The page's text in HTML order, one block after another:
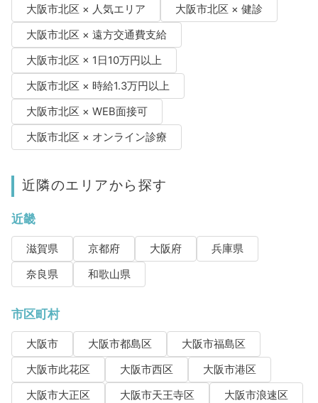
大阪市北区 × 人気エリア
大阪市北区 × 健診
大阪市北区 × 遠方交通費支給
大阪市北区 × 1日10万円以上
大阪市北区 × 時給1.3万円以上
大阪市北区 × WEB面接可
大阪市北区 × オンライン診療
近隣のエリアから探す
近畿
滋賀県 京都府 大阪府
兵庫県
奈良県
和歌山県
市区町村
大阪市 大阪市都島区
大阪市福島区
大阪市此花区
大阪市西区
大阪市港区
大阪市大正区
大阪市天王寺区
大阪市浪速区